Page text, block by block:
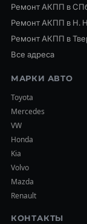
Ремонт АКПП в
Ремонт АКПП в Н.
Ремонт АКПП в
Все адреса
МАРКИ АВТО
Toyota
Mercedes
VW
Honda
Kia
Volvo
Mazda
Renault
КОНТАКТЫ